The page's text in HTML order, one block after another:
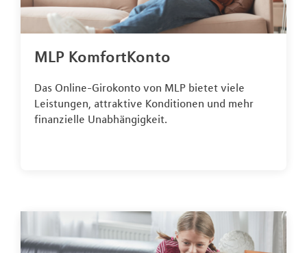
MLP KomfortKonto
Das Online-Girokonto von MLP bietet viele
Leistungen, attraktive Konditionen und mehr
finanzielle Unabhängigkeit.